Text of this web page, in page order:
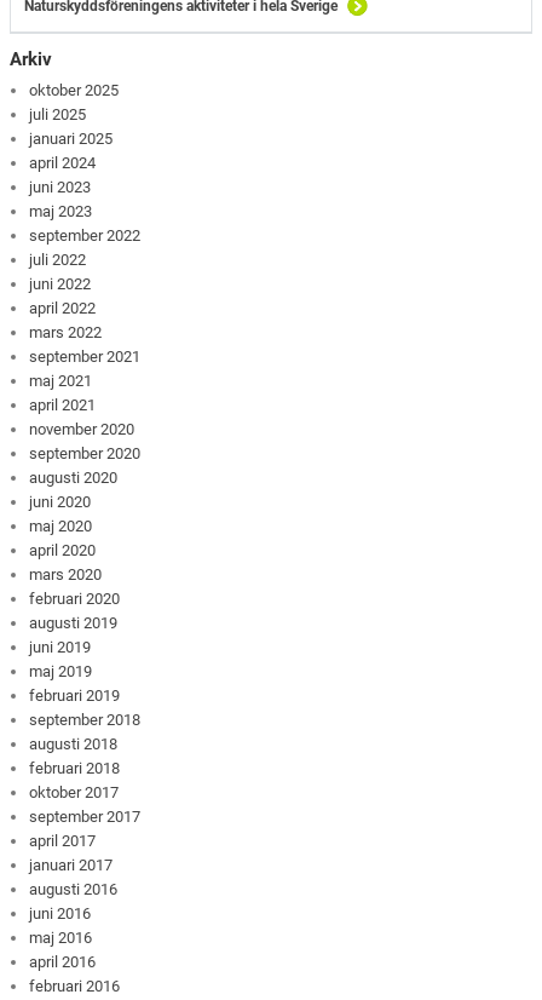
Naturskyddsföreningens aktiviteter i hela Sverige
Arkiv
oktober 2025
juli 2025
januari 2025
april 2024
juni 2023
maj 2023
september 2022
juli 2022
juni 2022
april 2022
mars 2022
september 2021
maj 2021
april 2021
november 2020
september 2020
augusti 2020
juni 2020
maj 2020
april 2020
mars 2020
februari 2020
augusti 2019
juni 2019
maj 2019
februari 2019
september 2018
augusti 2018
februari 2018
oktober 2017
september 2017
april 2017
januari 2017
augusti 2016
juni 2016
maj 2016
april 2016
februari 2016